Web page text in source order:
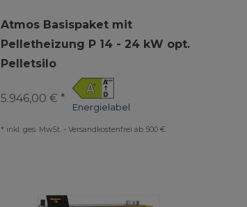
Atmos Basispaket mit
Pelletheizung P 14 - 24 kW opt.
Pelletsilo
Energielabel
5.946,00 € *
* inkl. ges. MwSt.- Versandkostenfrei ab 500 €